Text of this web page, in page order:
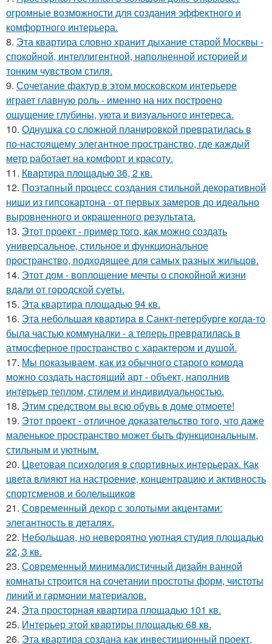
огромные возможности для создания эффектного и
комфортного интерьера.
8. Эта квартира словно хранит дыхание старой Москвы -
спокойной, интеллигентной, наполненной историей и
тонким чувством стиля.
9. Сочетание фактур в этом московском интерьере
играет главную роль - именно на них построено
ощущение глубины, уюта и визуального интереса.
10. Однушка со сложной планировкой превратилась в
по-настоящему элегантное пространство, где каждый
метр работает на комфорт и красоту.
11. Квартира площадью 36, 2 кв.
12. Поэтапный процесс создания стильной декоративной
ниши из гипсокартона - от первых замеров до идеально
выровненного и окрашенного результата.
13. Этот проект - пример того, как можно создать
универсальное, стильное и функциональное
пространство, подходящее для самых разных жильцов.
14. Этот дом - воплощение мечты о спокойной жизни
вдали от городской суеты.
15. Эта квартира площадью 94 кв.
16. Эта небольшая квартира в Санкт-петербурге когда-то
была частью коммуналки - а теперь превратилась в
атмосферное пространство с характером и душой.
17. Мы показываем, как из обычного старого комода
можно создать настоящий арт - объект, наполнив
интерьер теплом, стилем и индивидуальностью.
18. Этим средством вы всю обувь в доме отмоете!
19. Этот проект - отличное доказательство того, что даже
маленькое пространство может быть функциональным,
стильным и уютным.
20. Цветовая психология в спортивных интерьерах. Как
цвета влияют на настроение, концентрацию и активность
спортсменов и болельщиков
21. Современный декор с золотыми акцентами:
элегантность в деталях.
22. Небольшая, но невероятно уютная студия площадью
22, 3 кв.
23. Современный минималистичный дизайн ванной
комнаты строится на сочетании простоты форм, чистоты
линий и гармонии материалов.
24. Эта просторная квартира площадью 101 кв.
25. Интерьер этой квартиры площадью 68 кв.
26. Эта квартира создана как инвестиционный проект,